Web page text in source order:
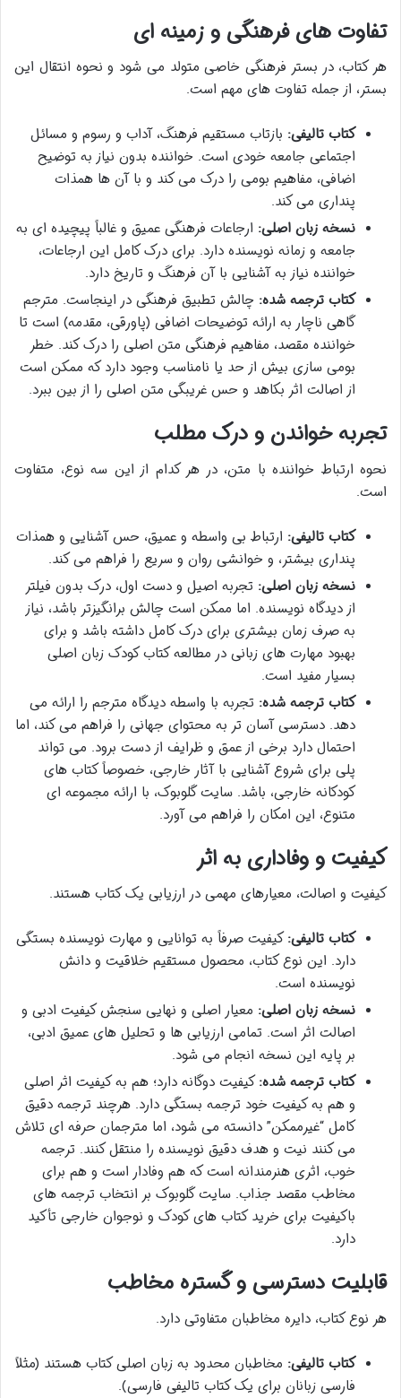
تفاوت های فرهنگی و زمینه ای
هر کتاب، در بستر فرهنگی خاصی متولد می شود و نحوه انتقال این
بستر، از جمله تفاوت های مهم است.
کتاب تالیفی: بازتاب مستقیم فرهنگ، آداب و رسوم و مسائل
اجتماعی جامعه خودی است. خواننده بدون نیاز به توضیح
اضافی، مفاهیم بومی را درک می کند و با آن ها همذات
پنداری می کند.
نسخه زبان اصلی: ارجاعات فرهنگی عمیق و غالباً پیچیده ای به
جامعه و زمانه نویسنده دارد. برای درک کامل این ارجاعات،
خواننده نیاز به آشنایی با آن فرهنگ و تاریخ دارد.
کتاب ترجمه شده: چالش تطبیق فرهنگی در اینجاست. مترجم
گاهی ناچار به ارائه توضیحات اضافی (پاورقی، مقدمه) است تا
خواننده مقصد، مفاهیم فرهنگی متن اصلی را درک کند. خطر
بومی سازی بیش از حد یا نامناسب وجود دارد که ممکن است
از اصالت اثر بکاهد و حس غریبگی متن اصلی را از بین ببرد.
تجربه خواندن و درک مطلب
نحوه ارتباط خواننده با متن، در هر کدام از این سه نوع، متفاوت
است.
کتاب تالیفی: ارتباط بی واسطه و عمیق، حس آشنایی و همذات
پنداری بیشتر، و خوانشی روان و سریع را فراهم می کند.
نسخه زبان اصلی: تجربه اصیل و دست اول، درک بدون فیلتر
از دیدگاه نویسنده. اما ممکن است چالش برانگیزتر باشد، نیاز
به صرف زمان بیشتری برای درک کامل داشته باشد و برای
بهبود مهارت های زبانی در مطالعه کتاب کودک زبان اصلی
بسیار مفید است.
کتاب ترجمه شده: تجربه با واسطه دیدگاه مترجم را ارائه می
دهد. دسترسی آسان تر به محتوای جهانی را فراهم می کند، اما
احتمال دارد برخی از عمق و ظرایف از دست برود. می تواند
پلی برای شروع آشنایی با آثار خارجی، خصوصاً کتاب های
کودکانه خارجی، باشد. سایت گلوبوک، با ارائه مجموعه ای
متنوع، این امکان را فراهم می آورد.
کیفیت و وفاداری به اثر
کیفیت و اصالت، معیارهای مهمی در ارزیابی یک کتاب هستند.
کتاب تالیفی: کیفیت صرفاً به توانایی و مهارت نویسنده بستگی
دارد. این نوع کتاب، محصول مستقیم خلاقیت و دانش
نویسنده است.
نسخه زبان اصلی: معیار اصلی و نهایی سنجش کیفیت ادبی و
اصالت اثر است. تمامی ارزیابی ها و تحلیل های عمیق ادبی،
بر پایه این نسخه انجام می شود.
کتاب ترجمه شده: کیفیت دوگانه دارد؛ هم به کیفیت اثر اصلی
و هم به کیفیت خود ترجمه بستگی دارد. هرچند ترجمه دقیق
کامل “غیرممکن” دانسته می شود، اما مترجمان حرفه ای تلاش
می کنند نیت و هدف دقیق نویسنده را منتقل کنند. ترجمه
خوب، اثری هنرمندانه است که هم وفادار است و هم برای
مخاطب مقصد جذاب. سایت گلوبوک بر انتخاب ترجمه های
باکیفیت برای خرید کتاب های کودک و نوجوان خارجی تأکید
دارد.
قابلیت دسترسی و گستره مخاطب
هر نوع کتاب، دایره مخاطبان متفاوتی دارد.
کتاب تالیفی: مخاطبان محدود به زبان اصلی کتاب هستند (مثلاً
فارسی زبانان برای یک کتاب تالیفی فارسی).